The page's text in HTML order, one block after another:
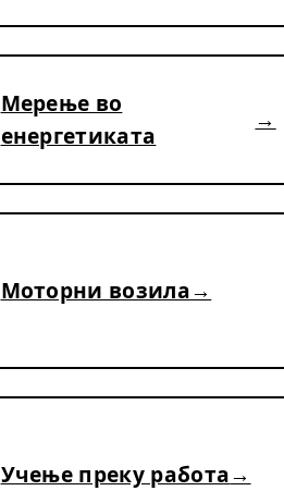
Мерење во
енергетиката
Моторни возила
Учење преку работа